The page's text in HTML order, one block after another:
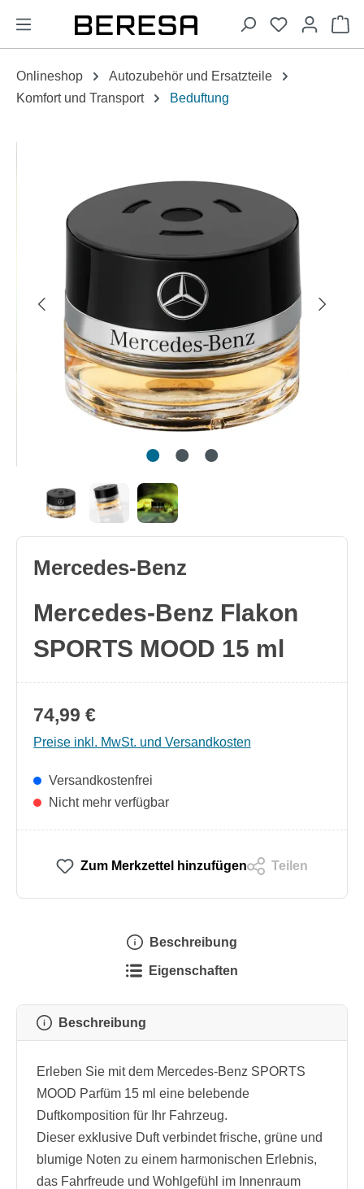
springen
Onlineshop
Autozubehör und Ersatzteile
Komfort und Transport
Beduftung
Mercedes-Benz
Mercedes-Benz Flakon
SPORTS MOOD 15 ml
74,99 €
Preise inkl. MwSt. und Versandkosten
Versandkostenfrei
Nicht mehr verfügbar
Zum Merkzettel hinzufügen Teilen
Beschreibung
Eigenschaften
Beschreibung
Erleben Sie mit dem Mercedes-Benz SPORTS
MOOD Parfüm 15 ml eine belebende
Duftkomposition für Ihr Fahrzeug.
Dieser exklusive Duft verbindet frische, grüne und
blumige Noten zu einem harmonischen Erlebnis,
das Fahrfreude und Wohlgefühl im Innenraum